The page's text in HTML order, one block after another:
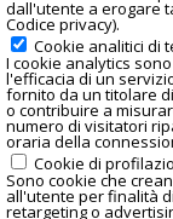
dall'utente a erogare
Codice privacy).
Cookie analitici di
I cookie analytics
l'efficacia di un
fornito da un titolare
o contribuire a
numero di visitatori
oraria della
Cookie di
Sono cookie che
all'utente per finalità
retargeting o